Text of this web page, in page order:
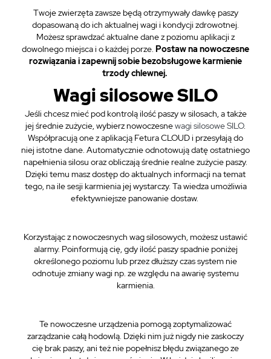
Twoje zwierzęta zawsze będą otrzymywały dawkę paszy
dopasowaną do ich aktualnej wagi i kondycji zdrowotnej.
Możesz sprawdzać aktualne dane z poziomu aplikacji z
dowolnego miejsca i o każdej porze. Postaw na nowoczesne
rozwiązania i zapewnij sobie bezobsługowe karmienie
trzody chlewnej.
Wagi silosowe SILO
Jeśli chcesz mieć pod kontrolą ilość paszy w silosach, a także
jej średnie zużycie, wybierz nowoczesnewagi silosowe SILO.
Współpracują one z aplikacją Fetura CLOUD i przesyłają do
niej istotne dane. Automatycznie odnotowują datę ostatniego
napełnienia silosu oraz obliczają średnie realne zużycie paszy.
Dzięki temu masz dostęp do aktualnych informacji na temat
tego, na ile sesji karmienia jej wystarczy. Ta wiedza umożliwia
efektywniejsze panowanie dostaw.
Korzystając z nowoczesnych wag silosowych, możesz ustawić
alarmy. Poinformują cię, gdy ilość paszy spadnie poniżej
określonego poziomu lub przez dłuższy czas system nie
odnotuje zmiany wagi np. ze względu na awarię systemu
karmienia.
Te nowoczesne urządzenia pomogą zoptymalizować
zarządzanie całą hodowlą. Dzięki nim już nigdy nie zaskoczy
cię brak paszy, ani też nie popełnisz błędu związanego ze